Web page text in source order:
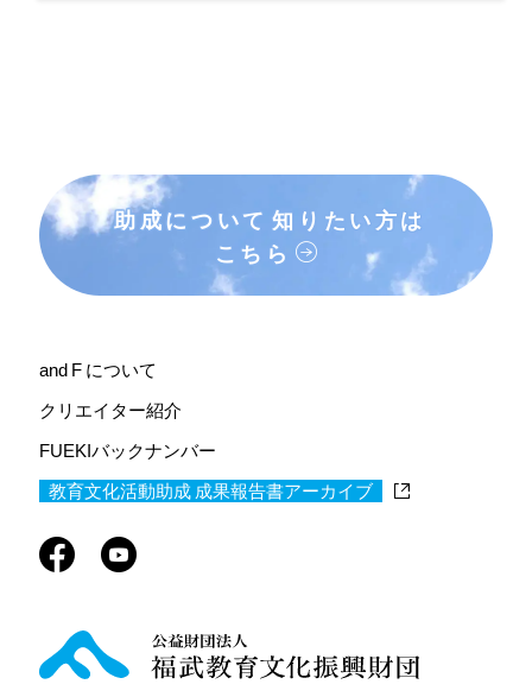
助成について 知りたい方は
こちら
and F について
クリエイター紹介
FUEKIバックナンバー
教育文化活動助成 成果報告書アーカイブ